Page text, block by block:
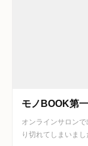
モノBOOK第
オンラインサロン
り切れてしまいま